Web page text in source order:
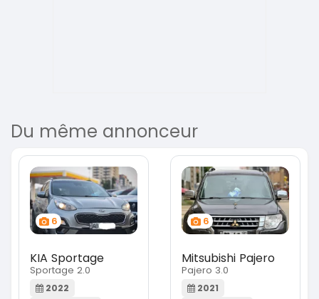
Du même annonceur
6
KIA Sportage
Sportage 2.0
2022
6
Mitsubishi Pajero
Pajero 3.0
2021